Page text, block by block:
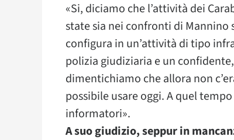
«Si, diciamo che l’attività dei
state sia nei confronti di Mannino
configura in un’attività di tipo
polizia giudiziaria e un
dimentichiamo che allora non
possibile usare oggi. A quel
informatori».
A suo giudizio, seppur in